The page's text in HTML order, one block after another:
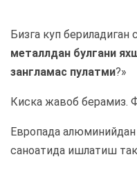
Бизга куп бериладиган
металлдан булгани
зангламас пулатми?»
Киска жавоб берамиз.
Европада
саноатида ишлатиш